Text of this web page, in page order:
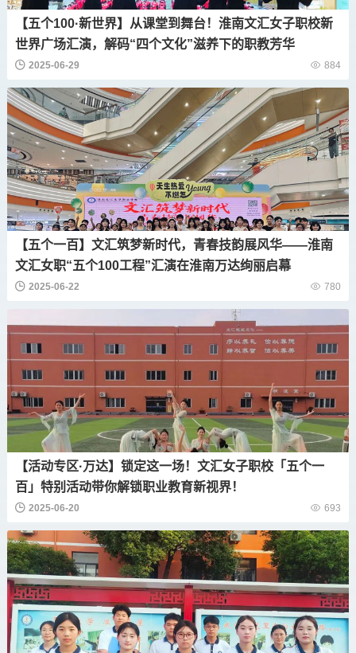
【五个100·新世界】从课堂到舞台！淮南文汇女子职校新
世界广场汇演，解码“四个文化”滋养下的职教芳华
2025-06-29 884
【五个一百】文汇筑梦新时代，青春技韵展风华——淮南
文汇女职“五个100工程”汇演在淮南万达绚丽启幕
2025-06-22 780
【活动专区·万达】锁定这一场！文汇女子职校「五个一
百」特别活动带你解锁职业教育新视界！
2025-06-20 693